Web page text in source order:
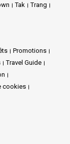
Tak
Trang
Promotions
Travel Guide
cookies